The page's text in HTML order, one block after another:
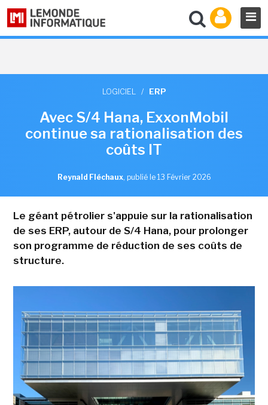
LOGICIEL / ERP
Avec S/4 Hana, ExxonMobil
continue sa rationalisation des
coûts IT
Reynald Fléchaux, publié le 13 Février 2026
Le géant pétrolier s'appuie sur la rationalisation
de ses ERP, autour de S/4 Hana, pour prolonger
son programme de réduction de ses coûts de
structure.